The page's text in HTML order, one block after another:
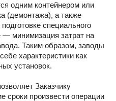
одним контейнером или
(демонтажа), а также
специального
— минимизация затрат на
Таким образом, заводы
характеристики как
установок.
Заказчику
сроки произвести операции